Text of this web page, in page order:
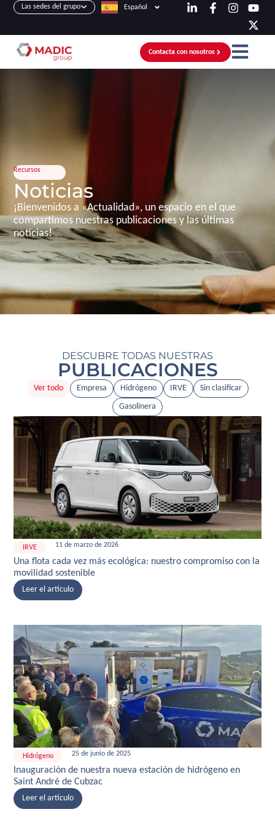
Las sedes del grupo Español
Contacta con nosotros
Recursos
Noticias
¡Bienvenidos a «Actualidad», un espacio en el que
compartimos nuestras publicaciones y las últimas
noticias!
DESCUBRE TODAS NUESTRAS
PUBLICACIONES
Empresa Hidrógeno IRVE
Sin clasificar
Gasolinera
Ver todo
IRVE 11 de marzo de 2026
Una flota cada vez más ecológica: nuestro compromiso con la
movilidad sostenible
Leer el artículo
Hidrógeno 25 de junio de 2025
Inauguración de nuestra nueva estación de hidrógeno en
Saint André de Cubzac
Leer el artículo